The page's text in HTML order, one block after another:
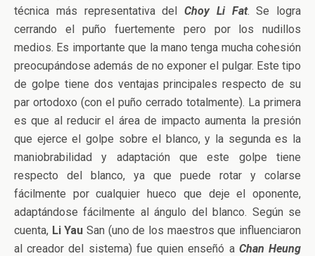
técnica más representativa del Choy Li Fat. Se logra
cerrando el puño fuertemente pero por los nudillos
medios. Es importante que la mano tenga mucha cohesión
preocupándose además de no exponer el pulgar. Este tipo
de golpe tiene dos ventajas principales respecto de su
par ortodoxo (con el puño cerrado totalmente). La primera
es que al reducir el área de impacto aumenta la presión
que ejerce el golpe sobre el blanco, y la segunda es la
maniobrabilidad y adaptación que este golpe tiene
respecto del blanco, ya que puede rotar y colarse
fácilmente por cualquier hueco que deje el oponente,
adaptándose fácilmente al ángulo del blanco. Según se
cuenta, Li Yau San (uno de los maestros que influenciaron
al creador del sistema) fue quien enseñó a Chan Heung